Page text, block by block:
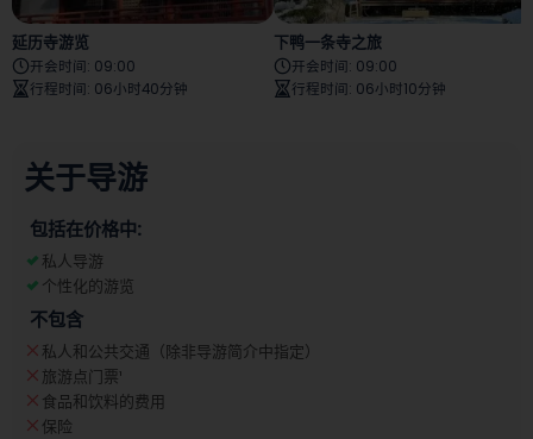
延历寺游览
开会时间: 09:00
行程时间: 06小时40分钟
下鸭一条寺之旅
开会时间: 09:00
行程时间: 06小时10分钟
关于导游
包括在价格中:
私人导游
个性化的游览
不包含
私人和公共交通（除非导游简介中指定）
旅游点门票¹
食品和饮料的费用
保险